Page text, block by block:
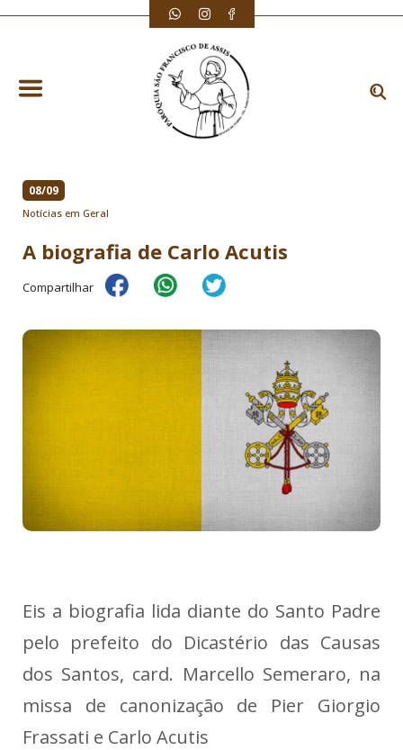
08/09
Notícias em Geral
A biografia de Carlo Acutis
Compartilhar
Eis a biografia lida diante do Santo Padre
pelo prefeito do Dicastério das Causas
dos Santos, card. Marcello Semeraro, na
missa de canonização de Pier Giorgio
Frassati e Carlo Acutis